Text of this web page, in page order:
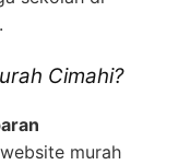
Cimahi?
murah